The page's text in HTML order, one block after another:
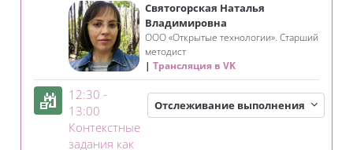
Святогорская Наталья
Владимировна
ООО «Открытые технологии». Старший
методист
Трансляция в VK
12:30 -
13:00
Контекстные
задания как
Отслеживание выполнения